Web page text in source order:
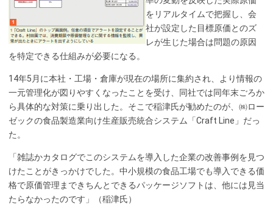
をリアルタイムで把握し、会
社が設定した目標原価とのズ
レが生じた場合は問題の原因
を特定できる仕組みが必要になる。
14年5月に本社・工場・倉庫が現在の場所に集約され、より情報の
一元管理化が図りやすくなったことを受け、同社では同年末ごろか
ら具体的な対策に乗り出した。そこで稲津氏が勧めたのが、㈱ロー
ゼックの食品製造業向け生産販売統合システム「Craft Line」だっ
た。
「雑誌かカタログでこのシステムを導入した企業の改善事例を見つ
けたことがきっかけでした。中小規模の食品工場でも導入できる価
格で原価管理まできちんとできるパッケージソフトは、他には見当
たらなかったのです」（稲津氏）